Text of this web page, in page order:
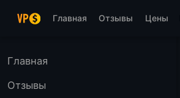
Главная
Отзывы Цены
Главная
Отзывы